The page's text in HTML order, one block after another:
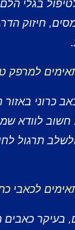
בגלי
חיזוק
למרפק
כרוני
חשוב לוודא
תרגול
לכאבי
בעיקר כאבים